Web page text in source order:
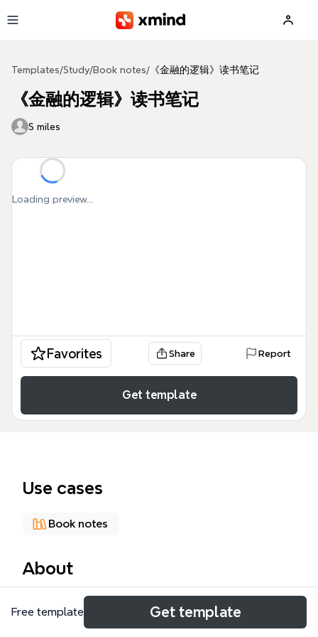
Templates/Study/Book notes/ 《金融的逻辑》读书笔记
《金融的逻辑》读书笔记
S miles
Loading preview...
Favorites Share Report
Get template
Use cases
Book notes
About
《金融的逻辑》读书笔记思维导图模板，基于陈志武的
同名著作，系统梳理了金融的核心概念、社会现象解读
Free template Get template